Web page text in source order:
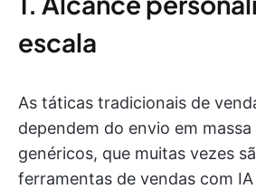
escala
As táticas tradicionais de
dependem do envio em
genéricos, que muitas vezes
ferramentas de vendas com